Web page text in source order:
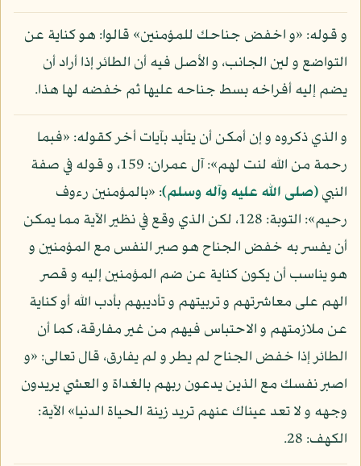
و قوله: «و اخفض جناحك للمؤمنين» قالوا: هو كناية عن
التواضع و لين الجانب، و الأصل فيه أن الطائر إذا أراد أن
يضم إليه أفراخه بسط جناحه عليها ثم خفضه لها هذا.
و الذي ذكروه و إن أمكن أن يتأيد بآيات أخر كقوله: «فبما
رحمة من الله لنت لهم»: آل عمران: 159، و قوله في صفة
النبي(صلى الله عليه وآله وسلم): «بالمؤمنين رءوف
رحيم»: التوبة: 128، لكن الذي وقع في نظير الآية مما يمكن
أن يفسر به خفض الجناح هو صبر النفس مع المؤمنين و
هو يناسب أن يكون كناية عن ضم المؤمنين إليه و قصر
الهم على معاشرتهم و تربيتهم و تأديبهم بأدب الله أو كناية
عن ملازمتهم و الاحتباس فيهم من غير مفارقة، كما أن
الطائر إذا خفض الجناح لم يطر و لم يفارق، قال تعالى: «و
اصبر نفسك مع الذين يدعون ربهم بالغداة و العشي يريدون
وجهه و لا تعد عيناك عنهم تريد زينة الحياة الدنيا» الآية:
الكهف: 28.